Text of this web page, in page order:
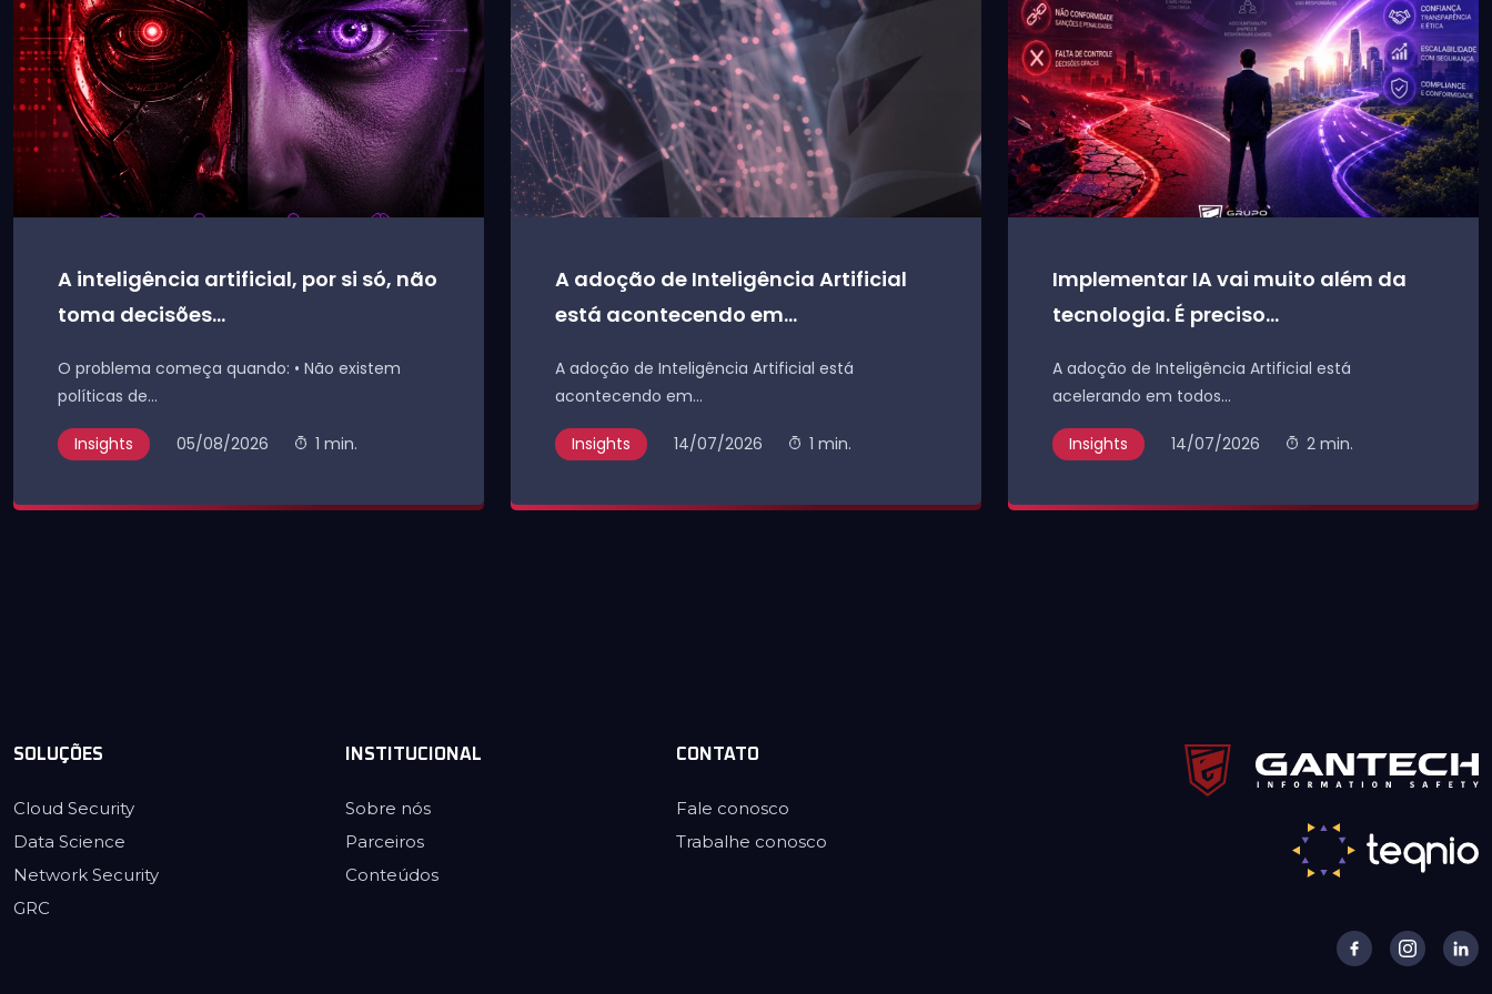
A inteligência artificial, por si só, não
toma decisões...
O problema começa quando: • Não existem
políticas de...
Insights 05/08/2026 1 min.
A adoção de Inteligência Artificial
está acontecendo em...
A adoção de Inteligência Artificial está
acontecendo em...
Insights 14/07/2026 1 min.
Implementar IA vai muito além da
tecnologia. É preciso...
A adoção de Inteligência Artificial está
acelerando em todos...
Insights 14/07/2026 2 min.
SOLUÇÕES
Cloud Security
Data Science
Network Security
GRC
INSTITUCIONAL
Sobre nós
Parceiros
Conteúdos
CONTATO
Fale conosco
Trabalhe conosco